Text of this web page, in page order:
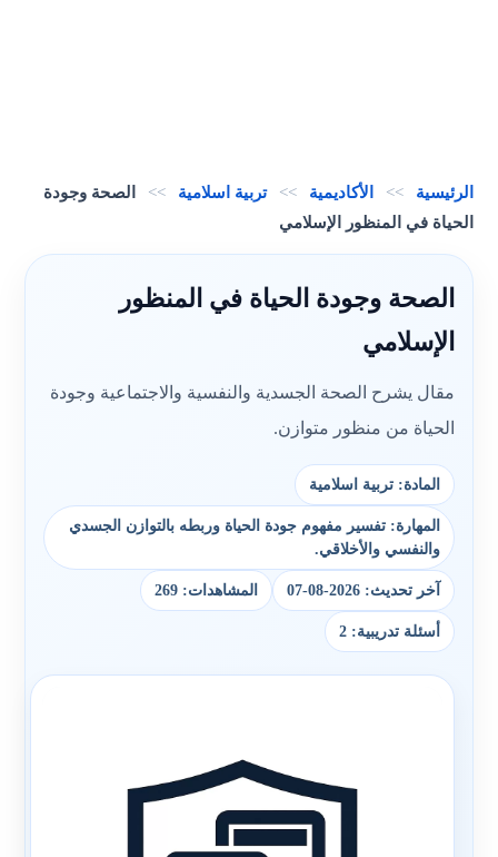
الرئيسية >> الأكاديمية >> تربية اسلامية >>
الصحة وجودة
الحياة في المنظور الإسلامي
الصحة وجودة الحياة في المنظور
الإسلامي
مقال يشرح الصحة الجسدية والنفسية والاجتماعية وجودة
الحياة من منظور متوازن.
المادة: تربية اسلامية
المهارة: تفسير مفهوم جودة الحياة وربطه بالتوازن الجسدي
والنفسي والأخلاقي.
آخر تحديث: 2026-08-07 المشاهدات: 269
أسئلة تدريبية: 2